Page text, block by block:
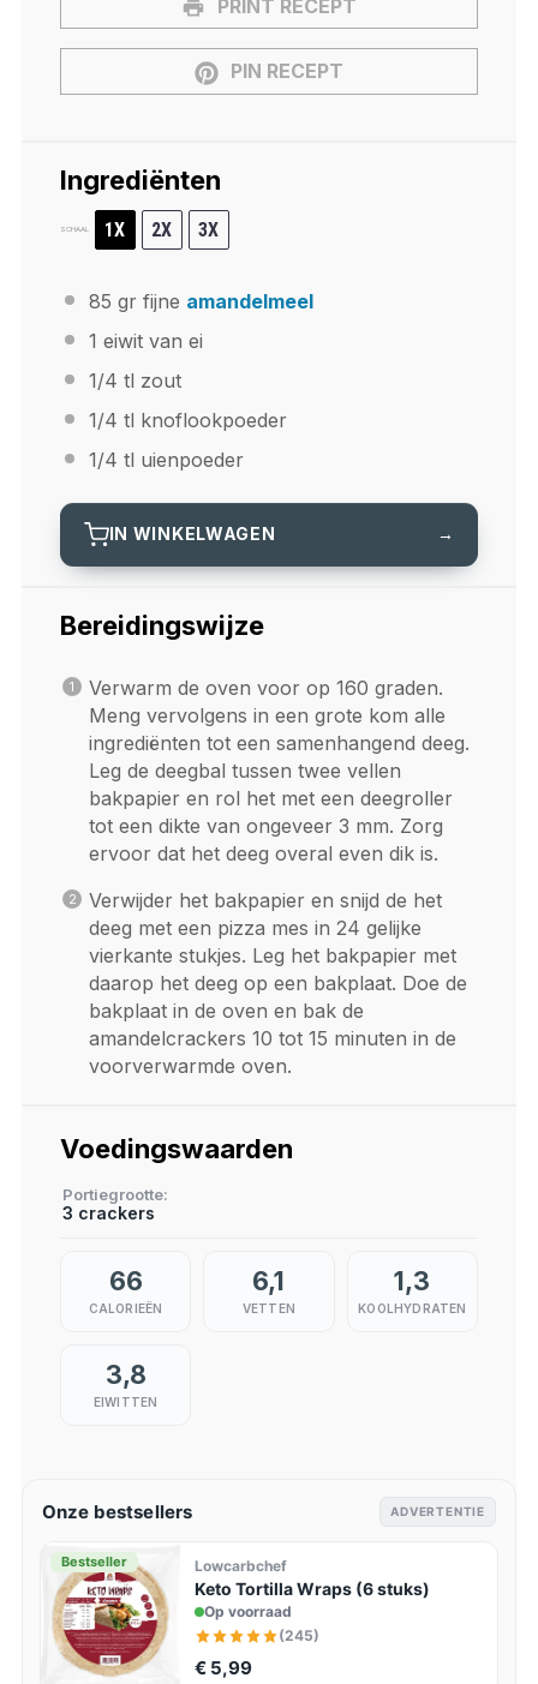
PRINT RECEPT
PIN RECEPT
Ingrediënten
SCHAAL 1X 2X 3X
85 gr fijne amandelmeel
1 eiwit van ei
1/4 tl zout
1/4 tl knoflookpoeder
1/4 tl uienpoeder
IN WINKELWAGEN →
Bereidingswijze
Verwarm de oven voor op 160 graden.
Meng vervolgens in een grote kom alle
ingrediënten tot een samenhangend deeg.
Leg de deegbal tussen twee vellen
bakpapier en rol het met een deegroller
tot een dikte van ongeveer 3 mm. Zorg
ervoor dat het deeg overal even dik is.
Verwijder het bakpapier en snijd de het
deeg met een pizza mes in 24 gelijke
vierkante stukjes. Leg het bakpapier met
daarop het deeg op een bakplaat. Doe de
bakplaat in de oven en bak de
amandelcrackers 10 tot 15 minuten in de
voorverwarmde oven.
Voedingswaarden
Portiegrootte
3 crackers
66
CALORIEËN
6,1
VETTEN
1,3
KOOLHYDRATEN
3,8
EIWITTEN
Onze bestsellers ADVERTENTIE
Bestseller Lowcarbchef
Keto Tortilla Wraps (6 stuks)
Op voorraad
(245)
€ 5,99